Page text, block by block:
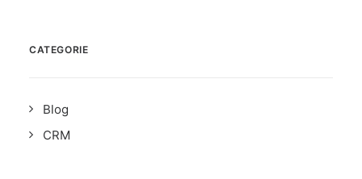
CATEGORIE
Blog
CRM